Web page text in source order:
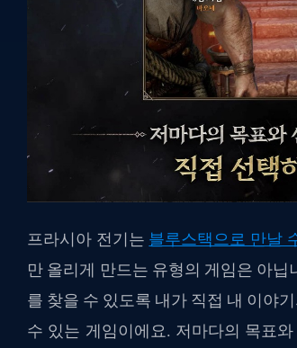
프라시아 전기는 블루스택으로 만날
만 올리게 만드는 유형의 게임은 아
를 찾을 수 있도록 내가 직접 내 이야
수 있는 게임이에요. 저마다의 목표